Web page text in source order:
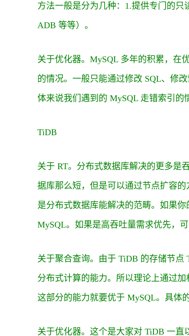
方法一般是分为几种：1.提供专门的只
ADB 等等）。
关于优化器。MySQL 多年的积累，在
的情况。一般只能通过修改 SQL、修
体来说我们遇到的 MySQL 走错索引的
TiDB
关于 RT。分布式数据库解决的更多是
据库那么短，但是可以通过节点扩容
是分布式数据库能解决的范畴。如果
MySQL。如果是高吞吐量需求优先，可
关于聚合查询。由于 TiDB 的存储节点
分布式计算的能力。所以理论上通过
这部分的能力就要优于 MySQL。具体
关于优化器。这个是大家对 TiDB 一